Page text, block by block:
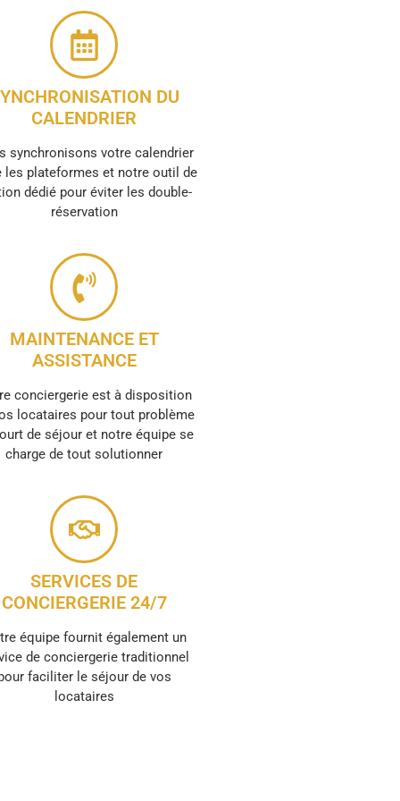
DU
CALENDRIER
synchronisons votre calendrier
les plateformes et notre outil de
dédié pour éviter les double-
réservation
MAINTENANCE ET
ASSISTANCE
conciergerie est à disposition
locataires pour tout problème
de séjour et notre équipe se
charge de tout solutionner
SERVICES DE
CONCIERGERIE 24/7
équipe fournit également un
de conciergerie traditionnel
faciliter le séjour de vos
locataires